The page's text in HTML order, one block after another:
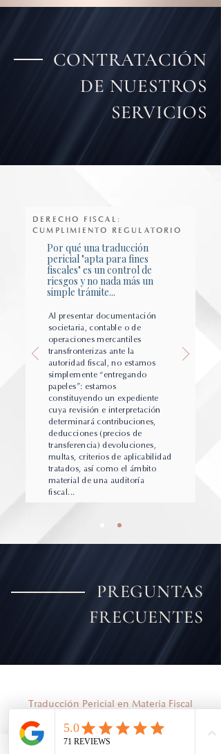
CONTRATACIÓN
DE NUESTROS
SERVICIOS
DERECHO FISCAL:
CUMPLIMIENTO REGULATORIO
Por qué una traducción
pericial "apta para fines
fiscales" es un control de
riesgos y no nada más un
simple trámite...
Al presentar documentación
societaria, contable o de
operaciones mercantiles
transfronterizas ante la
autoridad fiscal, no estamos
simplemente “entregando
papeles”: estamos
constituyendo un expediente
cuya revisión e interpretación
determinará contribuciones,
deducciones (precios de
transferencia) devoluciones,
multas, criterios de aplicabilidad
tratados, así como el ámbito
material de una auditoría
fiscal...​
PREGUNTAS
FRECUENTES
Traducción Pericial en Materia Fiscal